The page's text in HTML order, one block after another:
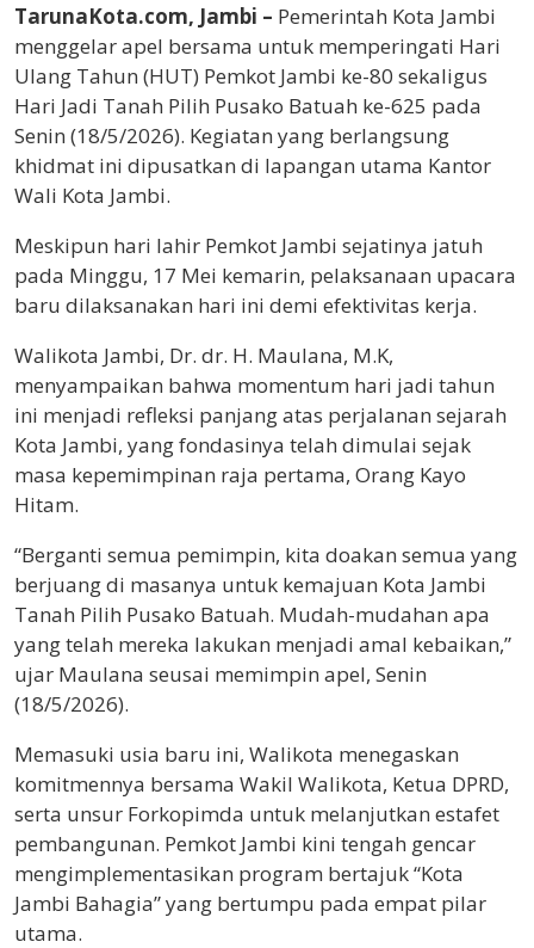
TarunaKota.com, Jambi – Pemerintah Kota Jambi
menggelar apel bersama untuk memperingati Hari
Ulang Tahun (HUT) Pemkot Jambi ke-80 sekaligus
Hari Jadi Tanah Pilih Pusako Batuah ke-625 pada
Senin (18/5/2026). Kegiatan yang berlangsung
khidmat ini dipusatkan di lapangan utama Kantor
Wali Kota Jambi.
Meskipun hari lahir Pemkot Jambi sejatinya jatuh
pada Minggu, 17 Mei kemarin, pelaksanaan upacara
baru dilaksanakan hari ini demi efektivitas kerja.
Walikota Jambi, Dr. dr. H. Maulana, M.K,
menyampaikan bahwa momentum hari jadi tahun
ini menjadi refleksi panjang atas perjalanan sejarah
Kota Jambi, yang fondasinya telah dimulai sejak
masa kepemimpinan raja pertama, Orang Kayo
Hitam.
“Berganti semua pemimpin, kita doakan semua yang
berjuang di masanya untuk kemajuan Kota Jambi
Tanah Pilih Pusako Batuah. Mudah-mudahan apa
yang telah mereka lakukan menjadi amal kebaikan,”
ujar Maulana seusai memimpin apel, Senin
(18/5/2026).
Memasuki usia baru ini, Walikota menegaskan
komitmennya bersama Wakil Walikota, Ketua DPRD,
serta unsur Forkopimda untuk melanjutkan estafet
pembangunan. Pemkot Jambi kini tengah gencar
mengimplementasikan program bertajuk “Kota
Jambi Bahagia” yang bertumpu pada empat pilar
utama.